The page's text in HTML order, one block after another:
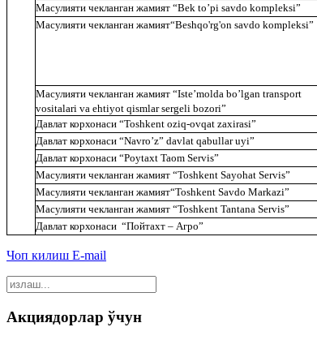
Масулияти чекланган жамият “Bek to’pi savdo kompleksi”
Масулияти чекланган жамият“Beshqo'rg'on savdo kompleksi”
Масулияти чекланган жамият “Iste’molda bo’lgan transport
vositalari va ehtiyot qismlar sergeli bozori”
Давлат корхонаси “Toshkent oziq-ovqat zaxirasi”
Давлат корхонаси “Navro’z” davlat qabullar uyi”
Давлат корхонаси “Poytaxt Taom Servis”
Масулияти чекланган жамият “Toshkent Sayohat Servis”
Масулияти чекланган жамият“Toshkent Savdo Markazi”
Масулияти чекланган жамият “Toshkent Tantana Servis”
Давлат корхонаси “Пойтахт – Агро”
Чоп килиш E-mail
Акциядорлар ўчун